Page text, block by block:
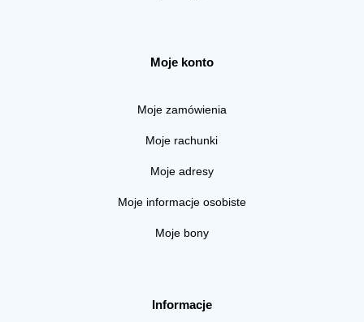
Moje konto
Moje zamówienia
Moje rachunki
Moje adresy
Moje informacje osobiste
Moje bony
Informacje